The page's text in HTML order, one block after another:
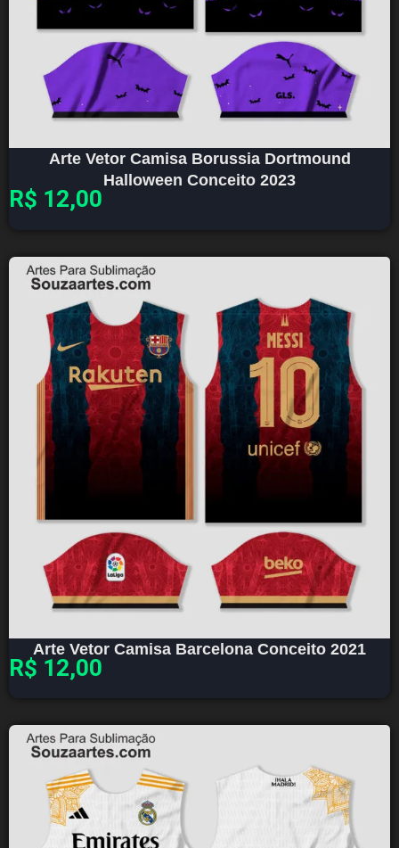
Arte Vetor Camisa Borussia Dortmound
Halloween Conceito 2023
R$ 12,00
Arte Vetor Camisa Barcelona Conceito 2021
R$ 12,00